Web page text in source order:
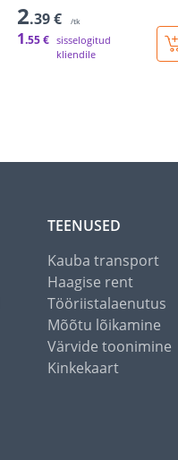
2.39 € /tk
1.55 € sisselogitud
kliendile
TEENUSED
Kauba transport
Haagise rent
Tööriistalaenutus
Mõõtu lõikamine
Värvide toonimine
Kinkekaart